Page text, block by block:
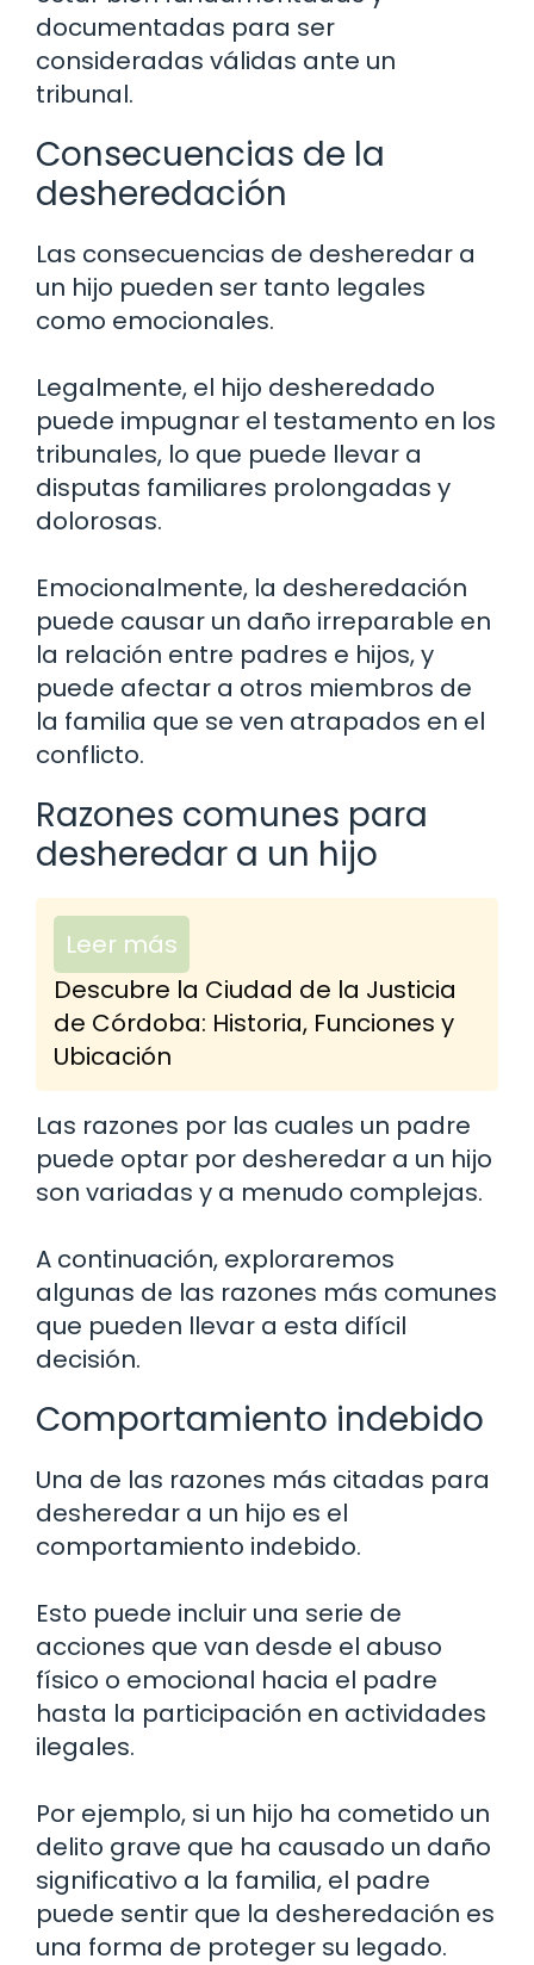
documentadas para ser
consideradas válidas ante un
tribunal.
Consecuencias de la
desheredación
Las consecuencias de desheredar a
un hijo pueden ser tanto legales
como emocionales.
Legalmente, el hijo desheredado
puede impugnar el testamento en los
tribunales, lo que puede llevar a
disputas familiares prolongadas y
dolorosas.
Emocionalmente, la desheredación
puede causar un daño irreparable en
la relación entre padres e hijos, y
puede afectar a otros miembros de
la familia que se ven atrapados en el
conflicto.
Razones comunes para
desheredar a un hijo
Leer más
Descubre la Ciudad de la Justicia
de Córdoba: Historia, Funciones y
Ubicación
Las razones por las cuales un padre
puede optar por desheredar a un hijo
son variadas y a menudo complejas.
A continuación, exploraremos
algunas de las razones más comunes
que pueden llevar a esta difícil
decisión.
Comportamiento indebido
Una de las razones más citadas para
desheredar a un hijo es el
comportamiento indebido.
Esto puede incluir una serie de
acciones que van desde el abuso
físico o emocional hacia el padre
hasta la participación en actividades
ilegales.
Por ejemplo, si un hijo ha cometido un
delito grave que ha causado un daño
significativo a la familia, el padre
puede sentir que la desheredación es
una forma de proteger su legado.